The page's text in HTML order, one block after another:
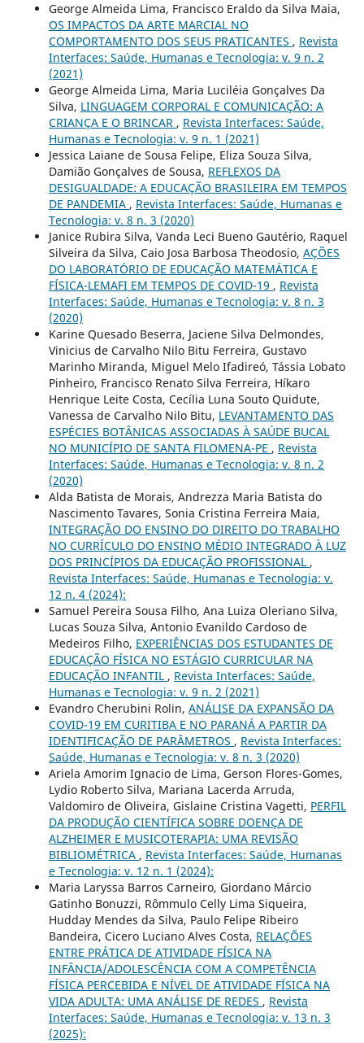
George Almeida Lima, Francisco Eraldo da Silva Maia,
OS IMPACTOS DA ARTE MARCIAL NO
COMPORTAMENTO DOS SEUS PRATICANTES , Revista
Interfaces: Saúde, Humanas e Tecnologia: v. 9 n. 2
(2021)
George Almeida Lima, Maria Luciléia Gonçalves Da
Silva, LINGUAGEM CORPORAL E COMUNICAÇÃO: A
CRIANÇA E O BRINCAR , Revista Interfaces: Saúde,
Humanas e Tecnologia: v. 9 n. 1 (2021)
Jessica Laiane de Sousa Felipe, Eliza Souza Silva,
Damião Gonçalves de Sousa, REFLEXOS DA
DESIGUALDADE: A EDUCAÇÃO BRASILEIRA EM TEMPOS
DE PANDEMIA , Revista Interfaces: Saúde, Humanas e
Tecnologia: v. 8 n. 3 (2020)
Janice Rubira Silva, Vanda Leci Bueno Gautério, Raquel
Silveira da Silva, Caio Josa Barbosa Theodosio, AÇÕES
DO LABORATÓRIO DE EDUCAÇÃO MATEMÁTICA E
FÍSICA-LEMAFI EM TEMPOS DE COVID-19 , Revista
Interfaces: Saúde, Humanas e Tecnologia: v. 8 n. 3
(2020)
Karine Quesado Beserra, Jaciene Silva Delmondes,
Vinicius de Carvalho Nilo Bitu Ferreira, Gustavo
Marinho Miranda, Miguel Melo Ifadireó, Tássia Lobato
Pinheiro, Francisco Renato Silva Ferreira, Híkaro
Henrique Leite Costa, Cecília Luna Souto Quidute,
Vanessa de Carvalho Nilo Bitu, LEVANTAMENTO DAS
ESPÉCIES BOTÂNICAS ASSOCIADAS À SAÚDE BUCAL
NO MUNICÍPIO DE SANTA FILOMENA-PE , Revista
Interfaces: Saúde, Humanas e Tecnologia: v. 8 n. 2
(2020)
Alda Batista de Morais, Andrezza Maria Batista do
Nascimento Tavares, Sonia Cristina Ferreira Maia,
INTEGRAÇÃO DO ENSINO DO DIREITO DO TRABALHO
NO CURRÍCULO DO ENSINO MÉDIO INTEGRADO À LUZ
DOS PRINCÍPIOS DA EDUCAÇÃO PROFISSIONAL ,
Revista Interfaces: Saúde, Humanas e Tecnologia: v.
12 n. 4 (2024):
Samuel Pereira Sousa Filho, Ana Luiza Oleriano Silva,
Lucas Souza Silva, Antonio Evanildo Cardoso de
Medeiros Filho, EXPERIÊNCIAS DOS ESTUDANTES DE
EDUCAÇÃO FÍSICA NO ESTÁGIO CURRICULAR NA
EDUCAÇÃO INFANTIL , Revista Interfaces: Saúde,
Humanas e Tecnologia: v. 9 n. 2 (2021)
Evandro Cherubini Rolin, ANÁLISE DA EXPANSÃO DA
COVID-19 EM CURITIBA E NO PARANÁ A PARTIR DA
IDENTIFICAÇÃO DE PARÂMETROS , Revista Interfaces:
Saúde, Humanas e Tecnologia: v. 8 n. 3 (2020)
Ariela Amorim Ignacio de Lima, Gerson Flores-Gomes,
Lydio Roberto Silva, Mariana Lacerda Arruda,
Valdomiro de Oliveira, Gislaine Cristina Vagetti, PERFIL
DA PRODUÇÃO CIENTÍFICA SOBRE DOENÇA DE
ALZHEIMER E MUSICOTERAPIA: UMA REVISÃO
BIBLIOMÉTRICA , Revista Interfaces: Saúde, Humanas
e Tecnologia: v. 12 n. 1 (2024):
Maria Laryssa Barros Carneiro, Giordano Márcio
Gatinho Bonuzzi, Rômmulo Celly Lima Siqueira,
Hudday Mendes da Silva, Paulo Felipe Ribeiro
Bandeira, Cicero Luciano Alves Costa, RELAÇÕES
ENTRE PRÁTICA DE ATIVIDADE FÍSICA NA
INFÂNCIA/ADOLESCÊNCIA COM A COMPETÊNCIA
FÍSICA PERCEBIDA E NÍVEL DE ATIVIDADE FÍSICA NA
VIDA ADULTA: UMA ANÁLISE DE REDES , Revista
Interfaces: Saúde, Humanas e Tecnologia: v. 13 n. 3
(2025):